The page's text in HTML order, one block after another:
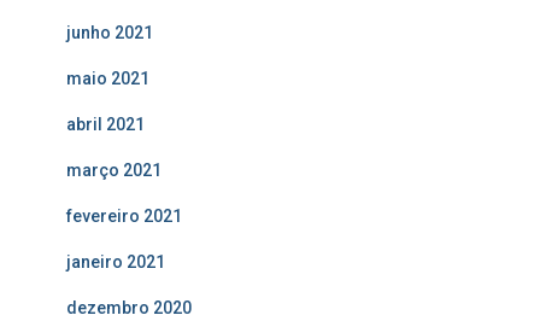
junho 2021
maio 2021
abril 2021
março 2021
fevereiro 2021
janeiro 2021
dezembro 2020